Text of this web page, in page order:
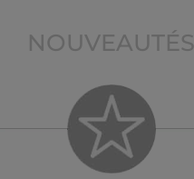
NOUVEAUTÉS